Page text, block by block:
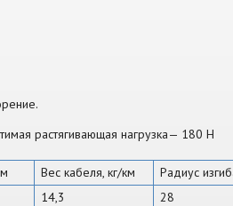
растягивающая нагрузка— 180 Н
Вес кабеля, кг/км
Радиус
14,3 28